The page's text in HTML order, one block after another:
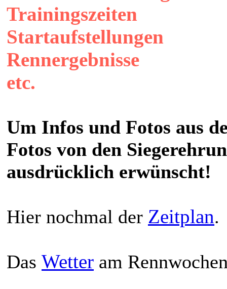
Trainingszeiten
Startaufstellungen
Rennergebnisse
etc.
Um Infos und Fotos aus
Fotos von den
ausdrücklich erwünscht!
Hier nochmal der Zeitplan.
Das Wetter am